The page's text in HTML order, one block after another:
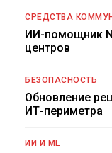
СРЕДСТВА
ИИ-помощник
центров
БЕЗОПАСНОСТЬ
Обновление
ИТ-периметра
ИИ И ML